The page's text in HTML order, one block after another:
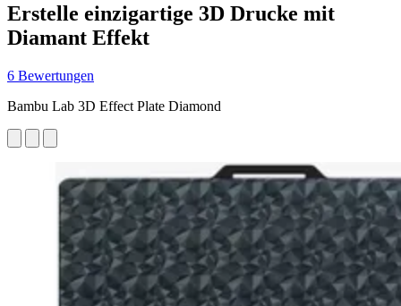
Erstelle einzigartige 3D Drucke mit
Diamant Effekt
6 Bewertungen
Bambu Lab 3D Effect Plate Diamond